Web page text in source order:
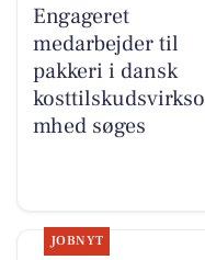
Engageret
medarbejder til
pakkeri i dansk
kosttilskudsvirkso
mhed søges
JOBNYT